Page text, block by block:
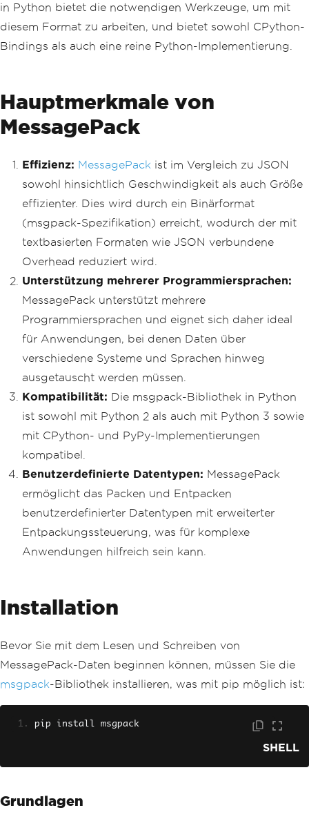
in Python bietet die notwendigen Werkzeuge, um mit
diesem Format zu arbeiten, und bietet sowohl CPython-
Bindings als auch eine reine Python-Implementierung.
Hauptmerkmale von
MessagePack
Effizienz: MessagePack ist im Vergleich zu JSON
sowohl hinsichtlich Geschwindigkeit als auch Größe
effizienter. Dies wird durch ein Binärformat
(msgpack-Spezifikation) erreicht, wodurch der mit
textbasierten Formaten wie JSON verbundene
Overhead reduziert wird.
Unterstützung mehrerer Programmiersprachen:
MessagePack unterstützt mehrere
Programmiersprachen und eignet sich daher ideal
für Anwendungen, bei denen Daten über
verschiedene Systeme und Sprachen hinweg
ausgetauscht werden müssen.
Kompatibilität: Die msgpack-Bibliothek in Python
ist sowohl mit Python 2 als auch mit Python 3 sowie
mit CPython- und PyPy-Implementierungen
kompatibel.
Benutzerdefinierte Datentypen: MessagePack
ermöglicht das Packen und Entpacken
benutzerdefinierter Datentypen mit erweiterter
Entpackungssteuerung, was für komplexe
Anwendungen hilfreich sein kann.
Installation
Bevor Sie mit dem Lesen und Schreiben von
MessagePack-Daten beginnen können, müssen Sie die
msgpack-Bibliothek installieren, was mit pip möglich ist:
pip install msgpack
SHELL
Grundlagen